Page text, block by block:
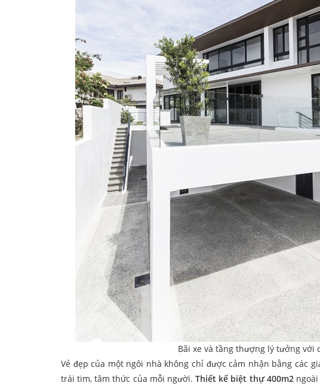
Bãi xe và tầng thượng lý tưởng
Vẻ đẹp của một ngôi nhà không chỉ được cảm nhận bằng các
trái tim, tâm thức của mỗi người.Thiết kế biệt thự 400m2ngoài